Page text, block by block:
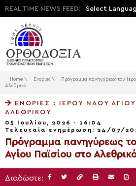
REAL TIME NEWS FEED: Select
Home \ Ενορίες \
Πρόγραμμα πανηγύρεως του
Αλεθρικό
ΕΝΟΡΊΕΣ : ΙΕΡΟΎ ΝΑΟΎ ΑΓΊΟΥ
ΑΛΕΘΡΙΚΟΎ
05 Ιουλίου, 2026 - 16:04
Τελευταία ενημέρωση: 24/07/
Πρόγραμμα πανηγύρεως
Αγίου Παϊσίου στο
Διαδώστε: